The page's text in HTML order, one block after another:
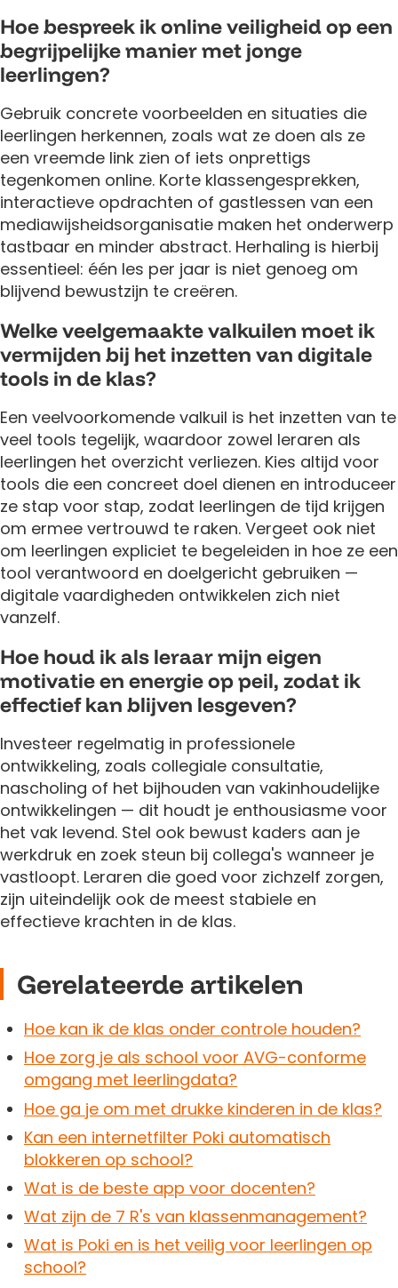
Hoe bespreek ik online veiligheid op een
begrijpelijke manier met jonge
leerlingen?
Gebruik concrete voorbeelden en situaties die
leerlingen herkennen, zoals wat ze doen als ze
een vreemde link zien of iets onprettigs
tegenkomen online. Korte klassengesprekken,
interactieve opdrachten of gastlessen van een
mediawijsheidsorganisatie maken het onderwerp
tastbaar en minder abstract. Herhaling is hierbij
essentieel: één les per jaar is niet genoeg om
blijvend bewustzijn te creëren.
Welke veelgemaakte valkuilen moet ik
vermijden bij het inzetten van digitale
tools in de klas?
Een veelvoorkomende valkuil is het inzetten van te
veel tools tegelijk, waardoor zowel leraren als
leerlingen het overzicht verliezen. Kies altijd voor
tools die een concreet doel dienen en introduceer
ze stap voor stap, zodat leerlingen de tijd krijgen
om ermee vertrouwd te raken. Vergeet ook niet
om leerlingen expliciet te begeleiden in hoe ze een
tool verantwoord en doelgericht gebruiken —
digitale vaardigheden ontwikkelen zich niet
vanzelf.
Hoe houd ik als leraar mijn eigen
motivatie en energie op peil, zodat ik
effectief kan blijven lesgeven?
Investeer regelmatig in professionele
ontwikkeling, zoals collegiale consultatie,
nascholing of het bijhouden van vakinhoudelijke
ontwikkelingen — dit houdt je enthousiasme voor
het vak levend. Stel ook bewust kaders aan je
werkdruk en zoek steun bij collega's wanneer je
vastloopt. Leraren die goed voor zichzelf zorgen,
zijn uiteindelijk ook de meest stabiele en
effectieve krachten in de klas.
Gerelateerde artikelen
Hoe kan ik de klas onder controle houden?
Hoe zorg je als school voor AVG-conforme
omgang met leerlingdata?
Hoe ga je om met drukke kinderen in de klas?
Kan een internetfilter Poki automatisch
blokkeren op school?
Wat is de beste app voor docenten?
Wat zijn de 7 R's van klassenmanagement?
Wat is Poki en is het veilig voor leerlingen op
school?